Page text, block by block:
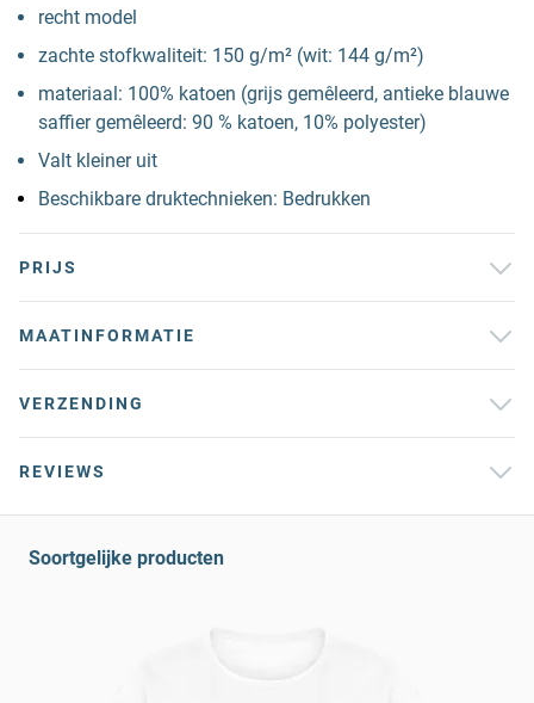
recht model
zachte stofkwaliteit: 150 g/m² (wit: 144 g/m²)
materiaal: 100% katoen (grijs gemêleerd, antieke blauwe
saffier gemêleerd: 90 % katoen, 10% polyester)
Valt kleiner uit
Beschikbare druktechnieken: Bedrukken
PRIJS
MAATINFORMATIE
VERZENDING
REVIEWS
Soortgelijke producten